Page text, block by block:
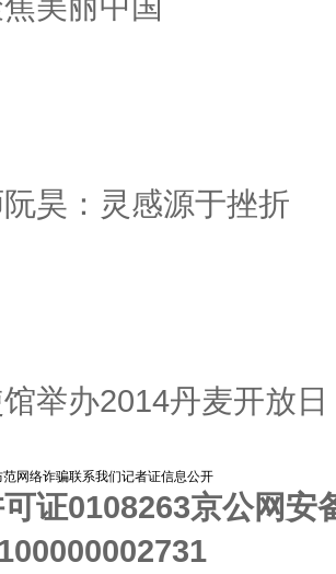
昊：灵感源于挫折
举办2014丹麦开放日
范网络诈骗联系我们记者证信息公开
证0108263京公网安